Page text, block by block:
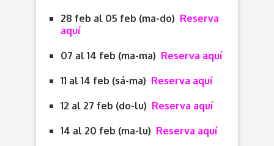
28 feb al 05 feb (ma-do) Reserva
aquí
07 al 14 feb (ma-ma) Reserva aquí
11 al 14 feb (sá-ma) Reserva aquí
12 al 27 feb (do-lu) Reserva aquí
14 al 20 feb (ma-lu) Reserva aquí